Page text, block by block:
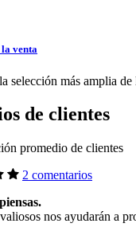
la venta
selección más amplia
de clientes
promedio de clientes
2 comentarios
nos ayudarán a